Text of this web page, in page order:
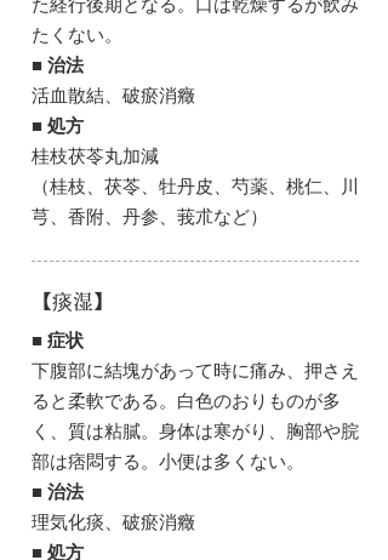
た経行後期となる。口は乾燥するが飲み
たくない。
■ 治法
活血散結、破瘀消癥
■ 処方
桂枝茯苓丸加減
（桂枝、茯苓、牡丹皮、芍薬、桃仁、川
芎、香附、丹参、莪朮など）
【痰湿】
■ 症状
下腹部に結塊があって時に痛み、押さえ
ると柔軟である。白色のおりものが多
く、質は粘膩。身体は寒がり、胸部や脘
部は痞悶する。小便は多くない。
■ 治法
理気化痰、破瘀消癥
■ 処方